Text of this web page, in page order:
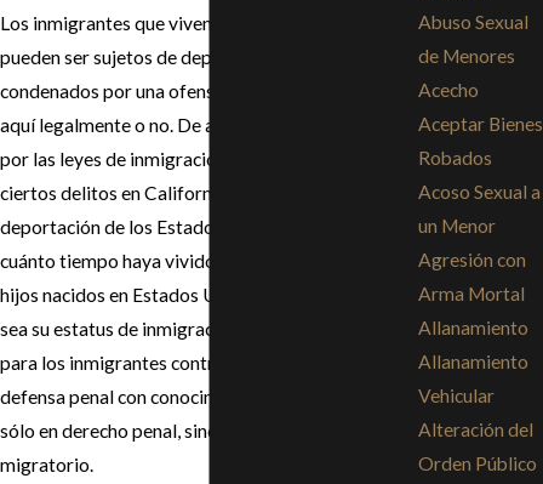
Los inmigrantes que viven en los Estados Unidos
pueden ser sujetos de deportación si son
condenados por una ofensa penal, ya sea que estén
aquí legalmente o no. De acuerdo con lo dispuesto
por las leyes de inmigración de los EE.UU., cometer
ciertos delitos en California puede causar la
deportación de los Estados Unidos. Sin importar
cuánto tiempo haya vivido usted en el país, si tiene
hijos nacidos en Estados Unidos, ni tampoco cuál
sea su estatus de inmigración. Por ello, es crucial
para los inmigrantes contraten a un abogado en
defensa penal con conocimiento y experiencia, no
sólo en derecho penal, sino también en derecho
migratorio.
Abuso Sexual
de Menores
Acecho
Aceptar Bienes
Robados
Acoso Sexual a
un Menor
Agresión con
Arma Mortal
Allanamiento
Allanamiento
Vehicular
Alteración del
Orden Público